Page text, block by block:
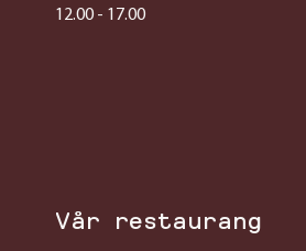
12.00 - 17.00
Vår restaurang